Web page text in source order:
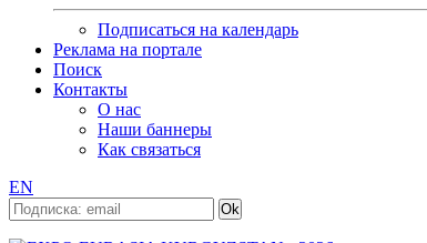
Подписаться на календарь
Реклама на портале
Поиск
Контакты
О нас
Наши баннеры
Как связаться
EN